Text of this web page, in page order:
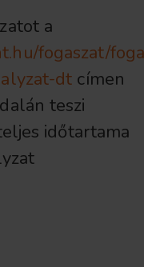
a
fogaszat/
dt címen
teszi
időtartama